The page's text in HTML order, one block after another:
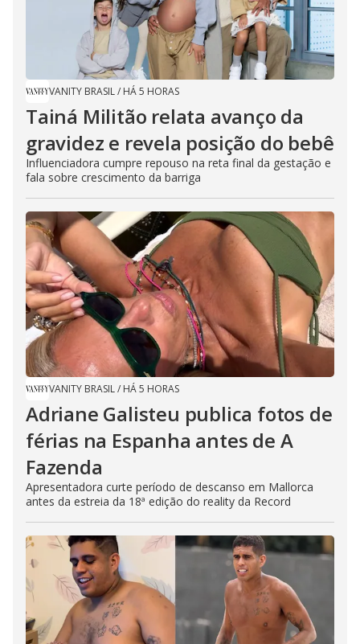
VANITY BRASIL/ HÁ 5 HORAS
Tainá Militão relata avanço da
gravidez e revela posição do bebê
Influenciadora cumpre repouso na reta final da gestação e
fala sobre crescimento da barriga
VANITY BRASIL/ HÁ 5 HORAS
Adriane Galisteu publica fotos de
férias na Espanha antes de A
Fazenda
Apresentadora curte período de descanso em Mallorca
antes da estreia da 18ª edição do reality da Record